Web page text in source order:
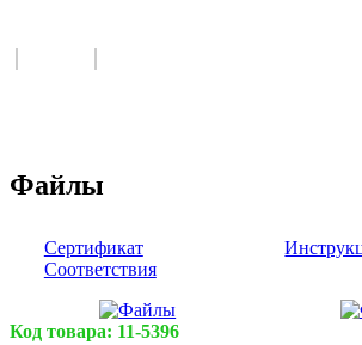
Файлы
Сертификат
Соответствия
Код товара: 11-5396